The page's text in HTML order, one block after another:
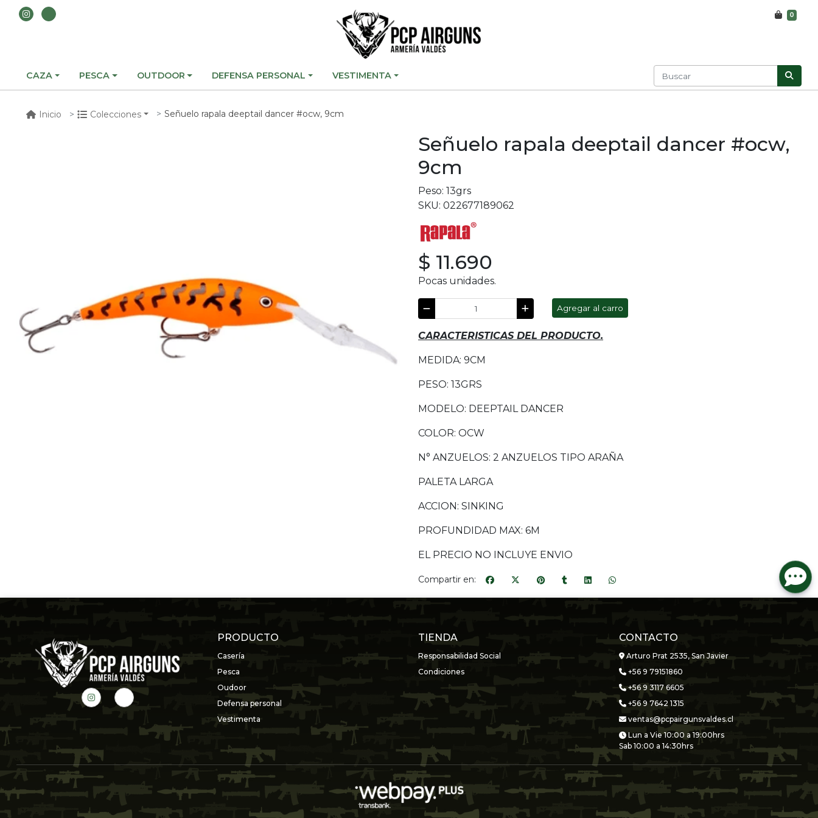
0
CAZA PESCA OUTDOOR DEFENSA PERSONAL VESTIMENTA
Inicio Colecciones Señuelo rapala deeptail dancer #ocw, 9cm
Señuelo rapala deeptail dancer #ocw,
9cm
Peso: 13grs
SKU: 022677189062
$ 11.690
Pocas unidades.
Agregar al carro
CARACTERISTICAS DEL PRODUCTO.
MEDIDA: 9CM
PESO: 13GRS
MODELO: DEEPTAIL DANCER
COLOR: OCW
N° ANZUELOS: 2 ANZUELOS TIPO ARAÑA
PALETA LARGA
ACCION: SINKING
PROFUNDIDAD MAX: 6M
EL PRECIO NO INCLUYE ENVIO
Compartir en:
PRODUCTO
Casería
Pesca
Oudoor
Defensa personal
Vestimenta
TIENDA
Responsabilidad Social
Condiciones
CONTACTO
Arturo Prat 2535, San Javier
+56 9 79151860
+56 9 3117 6605
+56 9 7642 1315
ventas@pcpairgunsvaldes.cl
Lun a Vie 10:00 a 19:00hrs
Sab 10:00 a 14:30hrs